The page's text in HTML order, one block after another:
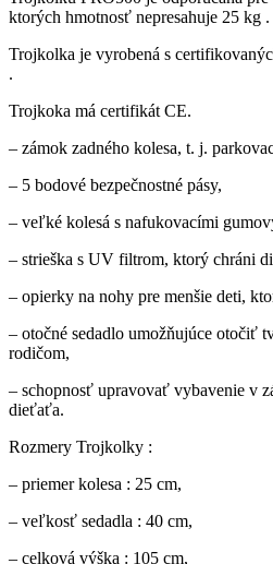
ktorých hmotnosť nepresahuje 25 kg .
Trojkolka je vyrobená s
.
Trojkoka má certifikát CE.
– zámok zadného kolesa, t. j.
– 5 bodové bezpečnostné pásy,
– veľké kolesá s nafukovacími
– strieška s UV filtrom, ktorý chráni
– opierky na nohy pre menšie deti,
– otočné sedadlo umožňujúce otočiť
rodičom,
– schopnosť upravovať vybavenie v
dieťaťa.
Rozmery Trojkolky :
– priemer kolesa : 25 cm,
– veľkosť sedadla : 40 cm,
– celková výška : 105 cm,